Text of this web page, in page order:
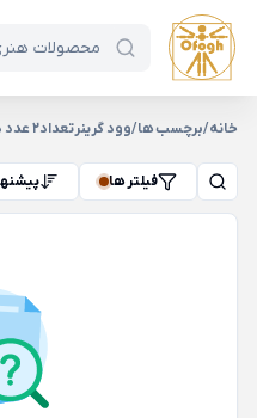
خانه/برچسب ها/وود گرینرتعداد2 عدد در بسته
فیلتر ها